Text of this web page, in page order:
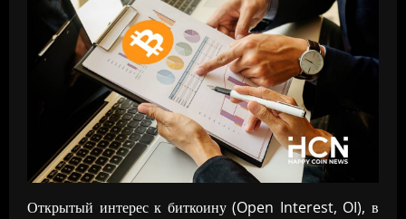
Открытый интерес к биткоину (Open Interest, OI), в